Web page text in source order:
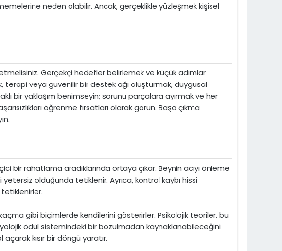
neden olabilir. Ancak, gerçeklikle yüzleşmek kişisel
Gerçekçi hedefler belirlemek ve küçük adımlar
terapi veya güvenilir bir destek ağı oluşturmak, duygusal
bir yaklaşım benimseyin; sorunu parçalara ayırmak ve her
öğrenme fırsatları olarak görün. Başa çıkma
bir rahatlama aradıklarında ortaya çıkar. Beynin acıyı önleme
olduğunda tetiklenir. Ayrıca, kontrol kaybı hissi
kaçma gibi biçimlerde kendilerini gösterirler. Psikolojik teoriler, bu
ödül sistemindeki bir bozulmadan kaynaklanabileceğini
kısır bir döngü yaratır.